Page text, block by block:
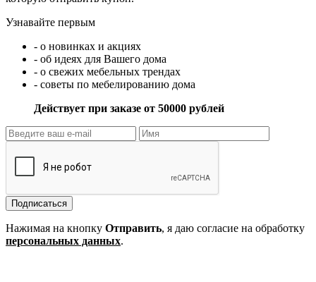
Узнавайте первым
- о новинках и акциях
- об идеях для Вашего дома
- о свежих мебельных трендах
- советы по мебелированию дома
Действует при заказе от 50000 рублей
Подписаться
Нажимая на кнопку Отправить, я даю согласие на обработку
персональных данных.